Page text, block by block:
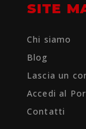
SITE
Chi siamo
Blog
Lascia un
Accedi al
Contatti